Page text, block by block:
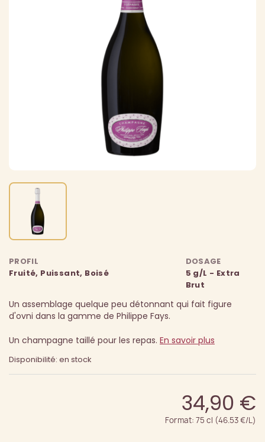
PROFIL
Fruité, Puissant, Boisé
DOSAGE
5 g/L - Extra
Brut
Un assemblage quelque peu détonnant qui fait figure
d'ovni dans la gamme de Philippe Fays.
Un champagne taillé pour les repas. En savoir plus
Disponibilité: en stock
34,90 €
Format: 75 cl (46.53 €/L)